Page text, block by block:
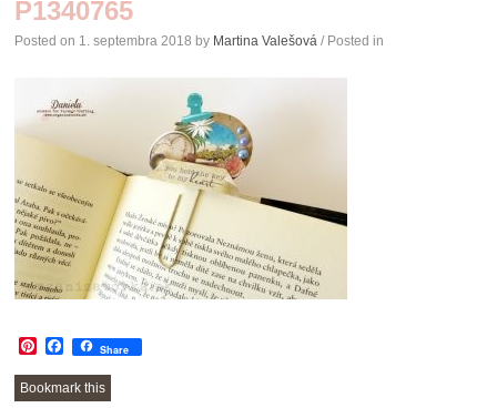
CONTENT
P1340765
Posted on 1. septembra 2018 by Martina Valešová / Posted in
Pinterest
Facebook
Share
Bookmark this